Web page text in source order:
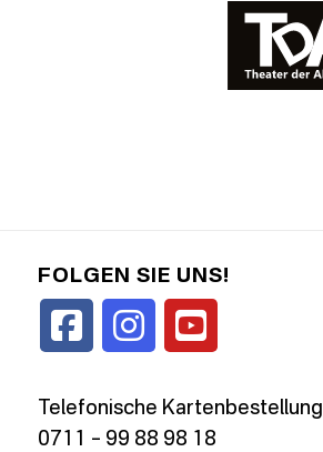
FOLGEN SIE UNS!
Telefonische Kartenbestellung
0711 – 99 88 98 18